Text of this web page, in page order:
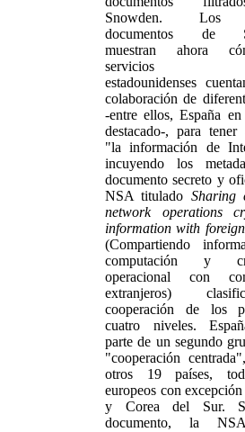
Snowden. Los
documentos de
muestran ahora
servicios
estadounidenses
colaboración de
-entre ellos, España
destacado-, para tener
"la información de
incuyendo los
documento secreto y
NSA titulado Sharing
network operations
information with
(Compartiendo
computación y
operacional con
extranjeros)
cooperación de los
cuatro niveles.
parte de un segundo
"cooperación
otros 19 países,
europeos con excepción
y Corea del Sur.
documento, la